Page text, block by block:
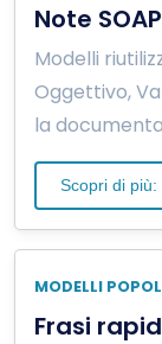
Note SOAP
Modelli
Oggettivo,
la
Scopri di più:
MODELLI
Frasi